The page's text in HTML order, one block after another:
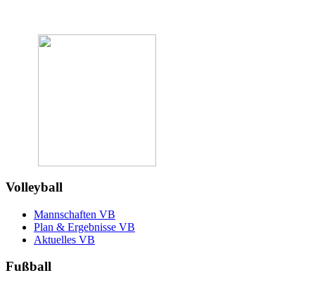
Volleyball
Mannschaften VB
Plan & Ergebnisse VB
Aktuelles VB
Fußball